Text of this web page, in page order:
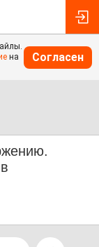
на
Согласен